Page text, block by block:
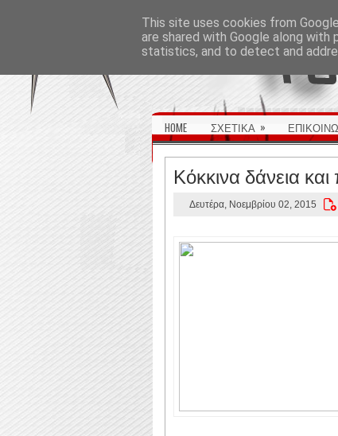
HOME ΣΧΕΤΙΚΑ »
Κόκκινα δάνεια
Δευτέρα, Νοεμβρίου 02, 2015
This site uses cookies from
are shared with Google along
statistics, and to detect and